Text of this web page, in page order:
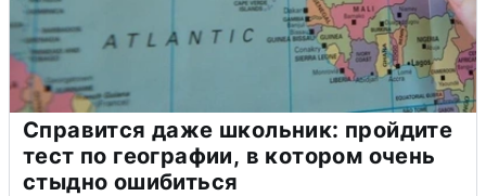
Справится даже школьник: пройдите
тест по географии, в котором очень
стыдно ошибиться